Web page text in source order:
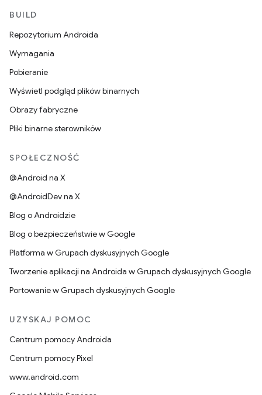
BUILD
Repozytorium Androida
Wymagania
Pobieranie
Wyświetl podgląd plików binarnych
Obrazy fabryczne
Pliki binarne sterowników
SPOŁECZNOŚĆ
@Android na X
@AndroidDev na X
Blog o Androidzie
Blog o bezpieczeństwie w Google
Platforma w Grupach dyskusyjnych Google
Tworzenie aplikacji na Androida w Grupach dyskusyjnych Google
Portowanie w Grupach dyskusyjnych Google
UZYSKAJ POMOC
Centrum pomocy Androida
Centrum pomocy Pixel
www.android.com